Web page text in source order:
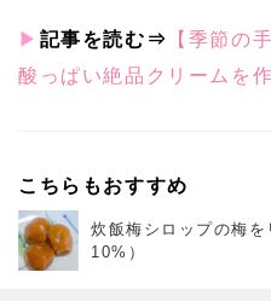
▶ 記事を読む⇒ 【季節の
酸っぱい絶品クリームを
こちらもおすすめ
炊飯梅シロップの梅
10%）